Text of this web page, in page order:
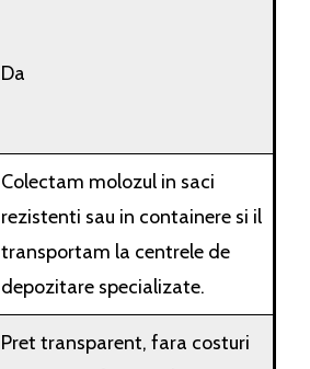
Da
Colectam molozul in saci
rezistenti sau in containere si il
transportam la centrele de
depozitare specializate.
Pret transparent, fara costuri